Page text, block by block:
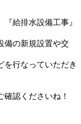
給排水設備工事』
備の新規設置や交
を行なっていただき
認くださいね！